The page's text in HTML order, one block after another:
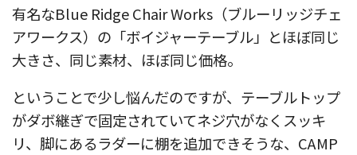
有名なBlue Ridge Chair Works（ブルーリッジチェ
アワークス）の「ボイジャーテーブル」とほぼ同じ
大きさ、同じ素材、ほぼ同じ価格。
ということで少し悩んだのですが、テーブルトップ
がダボ継ぎで固定されていてネジ穴がなくスッキ
リ、脚にあるラダーに棚を追加できそうな、CAMP